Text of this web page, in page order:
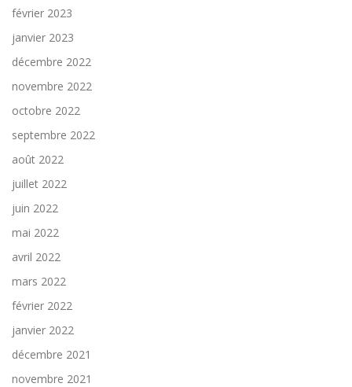
février 2023
janvier 2023
décembre 2022
novembre 2022
octobre 2022
septembre 2022
août 2022
juillet 2022
juin 2022
mai 2022
avril 2022
mars 2022
février 2022
janvier 2022
décembre 2021
novembre 2021